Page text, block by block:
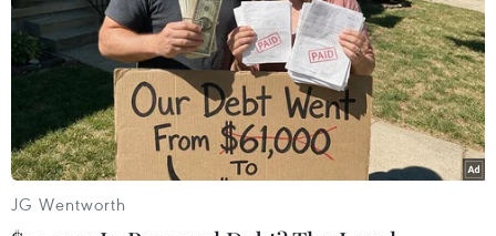
Cao Thu Vân ghi dấu với “Họa khúc
di sản”
05/07/2026 04:31
Áo dài Việt Nam: Dấu ấn nghệ thuật
trên hành trình của Kim Huyền Sâm
30/06/2026 11:05
JG Wentworth